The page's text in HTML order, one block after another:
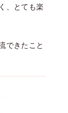
、とても楽
できたこと